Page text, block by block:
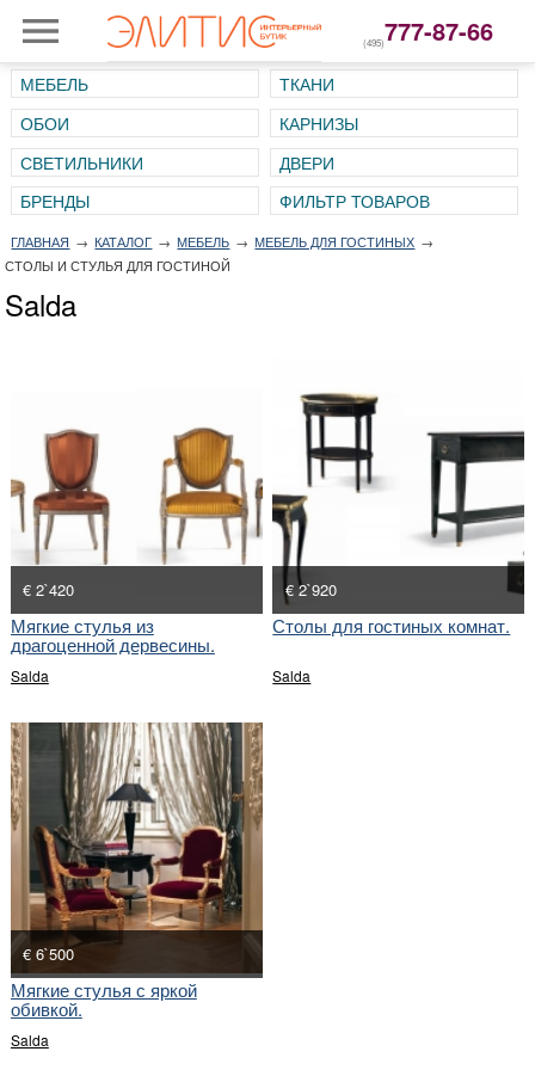
(495)777-87-66
МЕБЕЛЬ
ТКАНИ
ОБОИ
КАРНИЗЫ
СВЕТИЛЬНИКИ
ДВЕРИ
ГЛАВНАЯ → КАТАЛОГ → МЕБЕЛЬ → МЕБЕЛЬ ДЛЯ ГОСТИНЫХ →
СТОЛЫ И СТУЛЬЯ ДЛЯ ГОСТИНОЙ
Salda
€ 2`420
Мягкие стулья из
драгоценной дервесины.
Salda
€ 2`920
Столы для гостиных комнат.
Salda
€ 6`500
Мягкие стулья с яркой
обивкой.
Salda